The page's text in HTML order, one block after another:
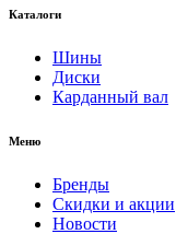
Каталоги
Шины
Диски
Карданный вал
Меню
Бренды
Скидки и акции
Новости